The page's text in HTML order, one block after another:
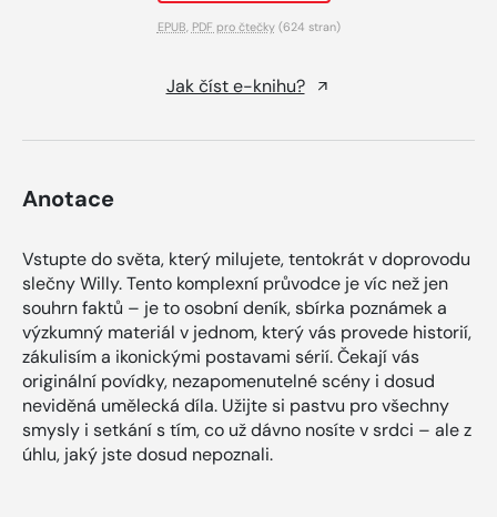
EPUB, PDF pro čtečky(624 stran)
Jak číst e-knihu?
Anotace
Vstupte do světa, který milujete, tentokrát v doprovodu
slečny Willy. Tento komplexní průvodce je víc než jen
souhrn faktů – je to osobní deník, sbírka poznámek a
výzkumný materiál v jednom, který vás provede historií,
zákulisím a ikonickými postavami sérií. Čekají vás
originální povídky, nezapomenutelné scény i dosud
neviděná umělecká díla. Užijte si pastvu pro všechny
smysly i setkání s tím, co už dávno nosíte v srdci – ale z
úhlu, jaký jste dosud nepoznali.